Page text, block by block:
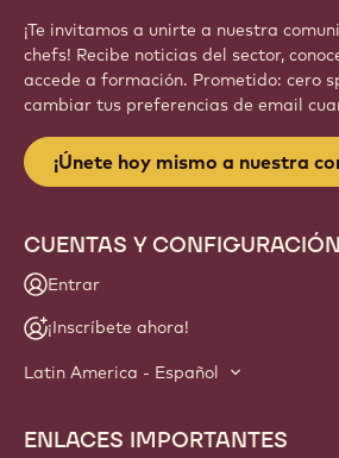
¡Te invitamos a unirte a nuestra
chefs! Recibe noticias del sector,
accede a formación. Prometido: cero
cambiar tus preferencias de email
¡Únete hoy mismo a nuestra
CUENTAS Y CONFIGURACIÓN
Entrar
¡Inscríbete ahora!
Latin America - Español
Footer
ENLACES IMPORTANTES